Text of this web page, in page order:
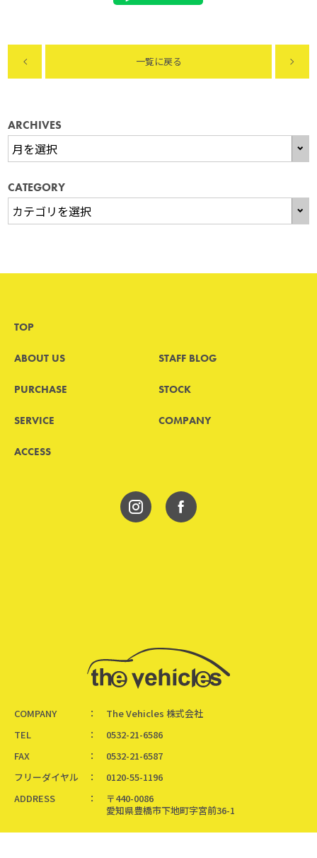
一覧に戻る
ARCHIVES
CATEGORY
TOP
ABOUT US STAFF BLOG
PURCHASE STOCK
SERVICE COMPANY
ACCESS
COMPANY
The Vehicles 株式会社
TEL
0532-21-6586
FAX
0532-21-6587
フリーダイヤル
0120-55-1196
ADDRESS
〒440-0086
愛知県豊橋市下地町字宮前36-1